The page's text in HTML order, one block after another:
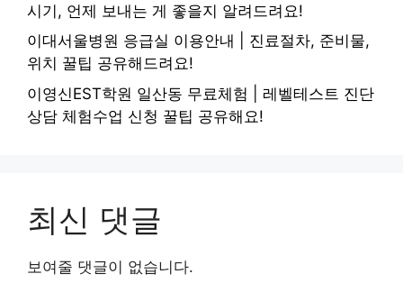
시기, 언제 보내는 게 좋을지 알려드려요!
이대서울병원 응급실 이용안내 | 진료절차, 준비물,
위치 꿀팁 공유해드려요!
이영신EST학원 일산동 무료체험 | 레벨테스트 진단
상담 체험수업 신청 꿀팁 공유해요!
최신 댓글
보여줄 댓글이 없습니다.